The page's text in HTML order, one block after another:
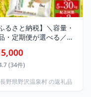
るさと納税】＼容量・
・定期便が選べる／野
令和7年産 村の御用
野沢農産 | K-01 こめ
リ ごはん ご飯 食味鑑
(34件)
野県野沢温泉村 の返礼品